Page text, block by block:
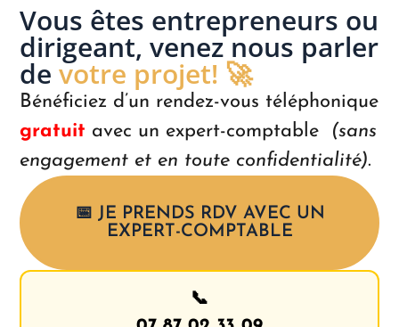
Vous êtes entrepreneurs ou
dirigeant, venez nous parler
de votre projet! 🚀
Bénéficiez d’un rendez-vous téléphonique
gratuit avec un expert-comptable (sans
engagement et en toute confidentialité).
📅 JE PRENDS RDV AVEC UN
EXPERT-COMPTABLE
📞